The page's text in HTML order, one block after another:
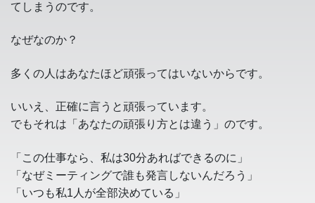
てしまうのです。
なぜなのか？
多くの人はあなたほど頑張ってはいないからです。
いいえ、正確に言うと頑張っています。
でもそれは「あなたの頑張り方とは違う」のです。
「この仕事なら、私は30分あればできるのに」
「なぜミーティングで誰も発言しないんだろう」
「いつも私1人が全部決めている」